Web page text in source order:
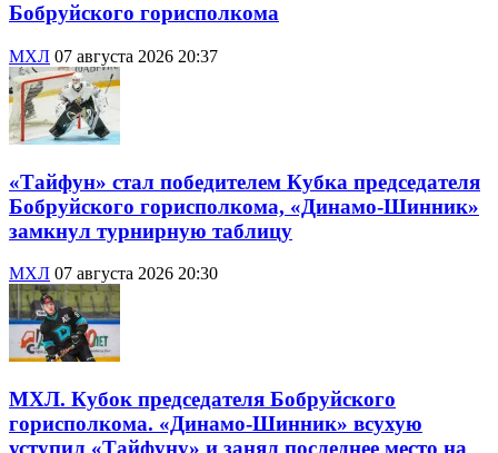
Бобруйского горисполкома
МХЛ 07 августа 2026 20:37
«Тайфун» стал победителем Кубка председателя
Бобруйского горисполкома, «Динамо-Шинник»
замкнул турнирную таблицу
МХЛ 07 августа 2026 20:30
МХЛ. Кубок председателя Бобруйского
горисполкома. «Динамо-Шинник» всухую
уступил «Тайфуну» и занял последнее место на